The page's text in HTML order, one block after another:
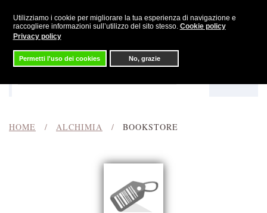
Utilizziamo i cookie per migliorare la tua esperienza di navigazione e
raccogliere informazioni sull’utilizzo del sito stesso. Cookie policy
Privacy policy
Permetti l'uso dei cookies No, grazie
Skip to main content
HOME ALCHIMIA BOOKSTORE